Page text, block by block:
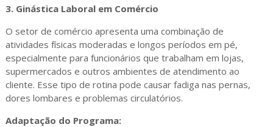
3. Ginástica Laboral em Comércio
O setor de comércio apresenta uma combinação de
atividades físicas moderadas e longos períodos em pé,
especialmente para funcionários que trabalham em lojas,
supermercados e outros ambientes de atendimento ao
cliente. Esse tipo de rotina pode causar fadiga nas pernas,
dores lombares e problemas circulatórios.
Adaptação do Programa: